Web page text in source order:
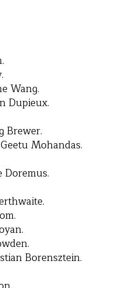
Wang.
Dupieux.
Brewer.
Mohandas.
Doremus.
Borensztein.